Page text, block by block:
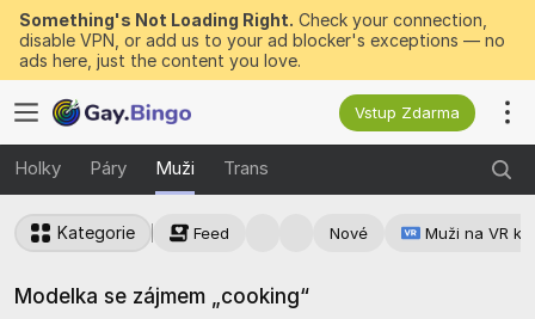
Something's Not Loading Right. Check your connection,
disable VPN, or add us to your ad blocker's exceptions — no
ads here, just the content you love.
Vstup Zdarma
Holky Páry Muži Trans
Kategorie Feed Nové Muži na VR
Modelka se zájmem „cooking“